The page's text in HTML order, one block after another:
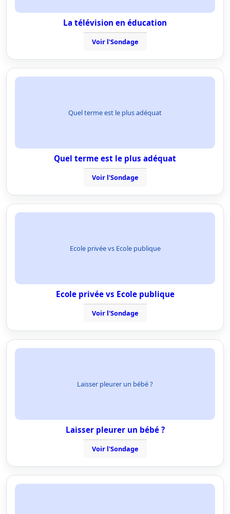
La télévision en éducation
Voir l'Sondage
Quel terme est le plus adéquat
Quel terme est le plus adéquat
Voir l'Sondage
Ecole privée vs Ecole publique
Ecole privée vs Ecole publique
Voir l'Sondage
Laisser pleurer un bébé ?
Laisser pleurer un bébé ?
Voir l'Sondage